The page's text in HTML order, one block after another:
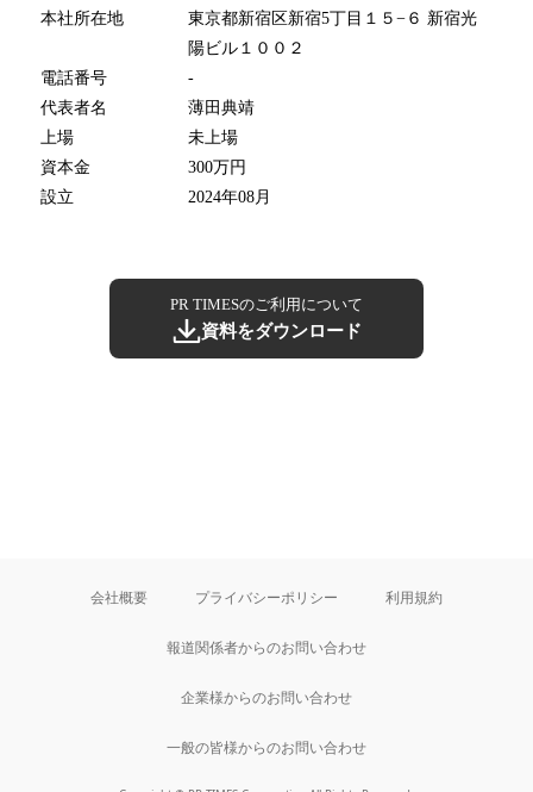
本社所在地
東京都新宿区新宿5丁目１５−６ 新宿光
陽ビル１００２
電話番号
-
代表者名
薄田典靖
上場
未上場
資本金
300万円
設立
2024年08月
PR TIMESのご利用について
資料をダウンロード
会社概要 プライバシーポリシー 利用規約
報道関係者からのお問い合わせ
企業様からのお問い合わせ
一般の皆様からのお問い合わせ